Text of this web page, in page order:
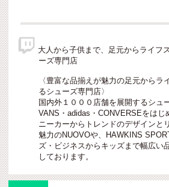
 大人から子供まで、足元からライフ
ーズ専門店
〈豊富な品揃えが魅力の足元からラ
るシューズ専門店〉
国内外１０００店舗を展開するシュ
VANS・adidas・CONVERSEをはじ
ニーカーからトレンドのデザインと
魅力のNUOVOや、HAWKINS
ズ・ビジネスからキッズまで幅広い
しております。